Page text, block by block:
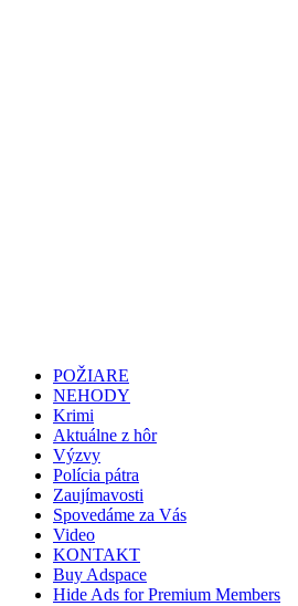
POŽIARE
NEHODY
Krimi
Aktuálne z hôr
Výzvy
Polícia pátra
Zaujímavosti
Spovedáme za Vás
Video
KONTAKT
Buy Adspace
Hide Ads for Premium Members